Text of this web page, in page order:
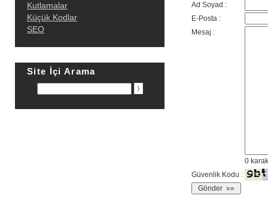
Kutlamalar
Küçük Kodlar
SEO
Site İçi Arama
Ad Soyad :
E-Posta :
Mesaj :
0
Güvenlik Kodu :